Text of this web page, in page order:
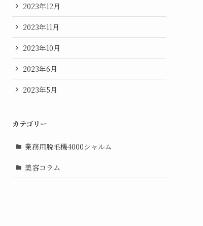
2023年12月
2023年11月
2023年10月
2023年6月
2023年5月
カテゴリー
業務用脱毛機4000シャルム
美容コラム